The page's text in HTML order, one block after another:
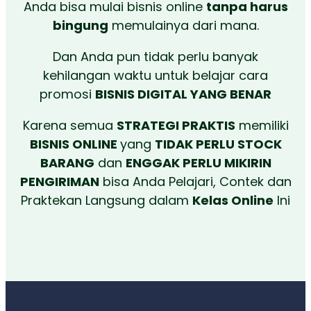
Anda bisa mulai bisnis online tanpa harus
bingung memulainya dari mana.
Dan Anda pun tidak perlu banyak
kehilangan waktu untuk belajar cara
promosi BISNIS DIGITAL YANG BENAR
Karena semua STRATEGI PRAKTIS memiliki
BISNIS ONLINE yang TIDAK PERLU STOCK
BARANG dan ENGGAK PERLU MIKIRIN
PENGIRIMANbisa Anda Pelajari, Contek dan
Praktekan Langsung dalam Kelas Online Ini